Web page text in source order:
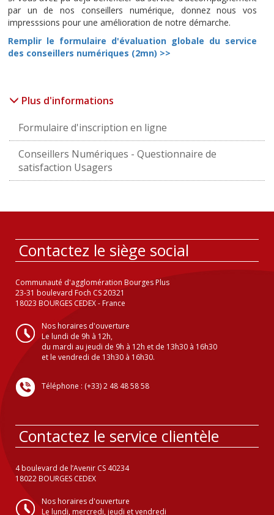
par un de nos conseillers numérique, donnez nous vos
impresssions pour une amélioration de notre démarche.
Remplir le formulaire d'évaluation globale du service
des conseillers numériques (2mn) >>
Plus d'informations
Formulaire d'inscription en ligne
Conseillers Numériques - Questionnaire de
satisfaction Usagers
Contactez le siège social
Communauté d'agglomération Bourges Plus
23-31 boulevard Foch CS 20321
18023 BOURGES CEDEX - France
Nos horaires d'ouverture
Le lundi de 9h à 12h,
du mardi au jeudi de 9h à 12h et de 13h30 à 16h30
et le vendredi de 13h30 à 16h30.
Téléphone : (+33) 2 48 48 58 58
Contactez le service clientèle
4 boulevard de l’Avenir CS 40234
18022 BOURGES CEDEX
Nos horaires d'ouverture
Le lundi, mercredi, jeudi et vendredi